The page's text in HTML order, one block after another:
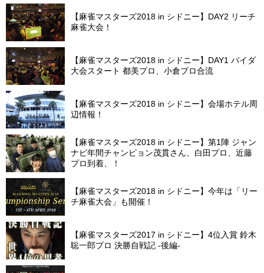
【麻雀マスターズ2018 in シドニー】DAY2 リーチ
麻雀大会！
【麻雀マスターズ2018 in シドニー】DAY1 バイダ
大会スタート 都美プロ、小倉プロ合流
【麻雀マスターズ2018 in シドニー】会場ホテル周
辺情報！
【麻雀マスターズ2018 in シドニー】第1陣 ジャン
ナビ年間チャンピョン茂貫さん、白田プロ、近藤
プロ到着、！
【麻雀マスターズ2018 in シドニー】今年は「リー
チ麻雀大会」も開催！
【麻雀マスターズ2017 in シドニー】4位入賞 鈴木
聡一郎プロ 決勝自戦記 -後編-